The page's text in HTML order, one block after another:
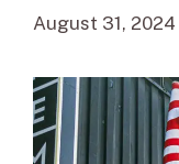
August 31, 2024